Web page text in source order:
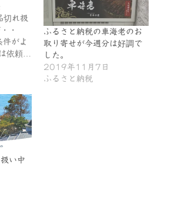
れ扱
・
がよ
依頼…
ふるさと納税の車海老のお
取り寄せが今週分は好調で
した。
2019年11月7日
ふるさと納税
い中